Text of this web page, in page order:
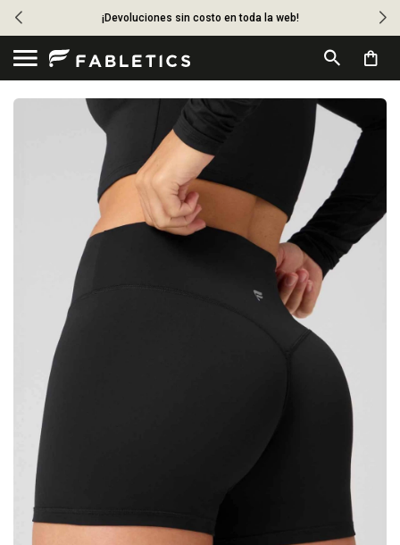
¡Devoluciones sin costo en toda la web!
